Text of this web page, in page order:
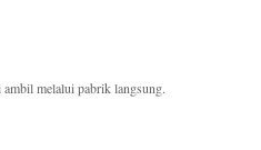
melalui pabrik langsung.